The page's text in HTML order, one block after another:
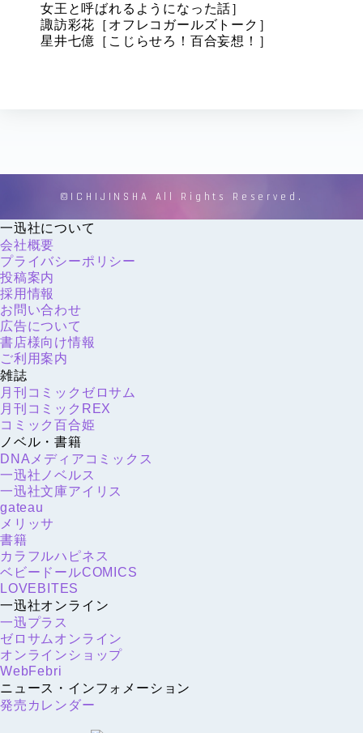
女王と呼ばれるようになった話］
諏訪彩花［オフレコガールズトーク］
星井七億［こじらせろ！百合妄想！］
©ICHIJINSHA All Rights Reserved.
一迅社について
会社概要
プライバシーポリシー
投稿案内
採用情報
お問い合わせ
広告について
書店様向け情報
ご利用案内
雑誌
月刊コミックゼロサム
月刊コミックREX
コミック百合姫
ノベル・書籍
DNAメディアコミックス
一迅社ノベルス
一迅社文庫アイリス
gateau
メリッサ
書籍
カラフルハピネス
ベビードールCOMICS
LOVEBITES
一迅社オンライン
一迅プラス
ゼロサムオンライン
オンラインショップ
WebFebri
ニュース・インフォメーション
発売カレンダー